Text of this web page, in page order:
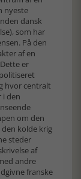
nyeste
dansk
som har
På den
af en
er
hvor centralt
i den
om den
kolde krig
steder
af
andre
franske